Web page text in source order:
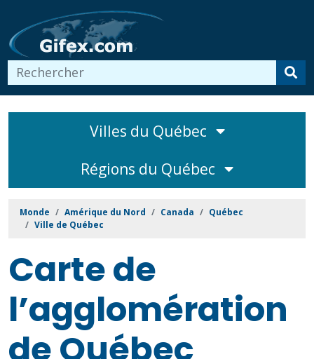
Villes du Québec
Régions du Québec
Monde Amérique du Nord Canada
Québec
Ville de Québec
Carte de
l’agglomération
de Québec